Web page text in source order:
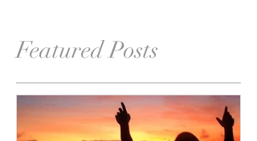
Featured Posts